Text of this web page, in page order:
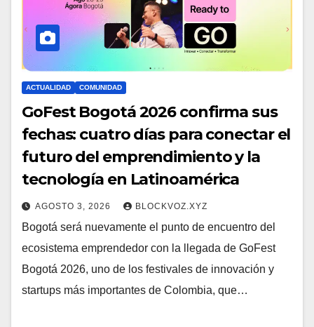
ACTUALIDAD COMUNIDAD
GoFest Bogotá 2026 confirma sus
fechas: cuatro días para conectar el
futuro del emprendimiento y la
tecnología en Latinoamérica
AGOSTO 3, 2026 BLOCKVOZ.XYZ
Bogotá será nuevamente el punto de encuentro del
ecosistema emprendedor con la llegada de GoFest
Bogotá 2026, uno de los festivales de innovación y
startups más importantes de Colombia, que…